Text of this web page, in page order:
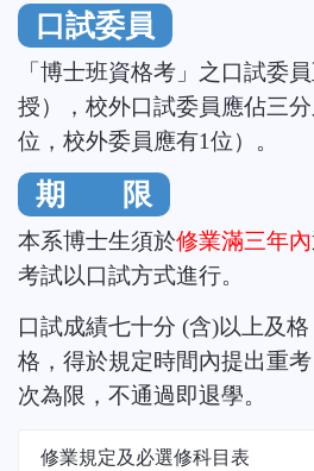
口試委員
「博士班資格考」之口試委
授），校外口試委員應佔三
位，校外委員應有1位）。
期 限
本系博士生須於修業滿三年內
考試以口試方式進行。
口試成績七十分 (含)以上及
格，得於規定時間內提出重
次為限，不通過即退學。
修業規定及必選修科目表